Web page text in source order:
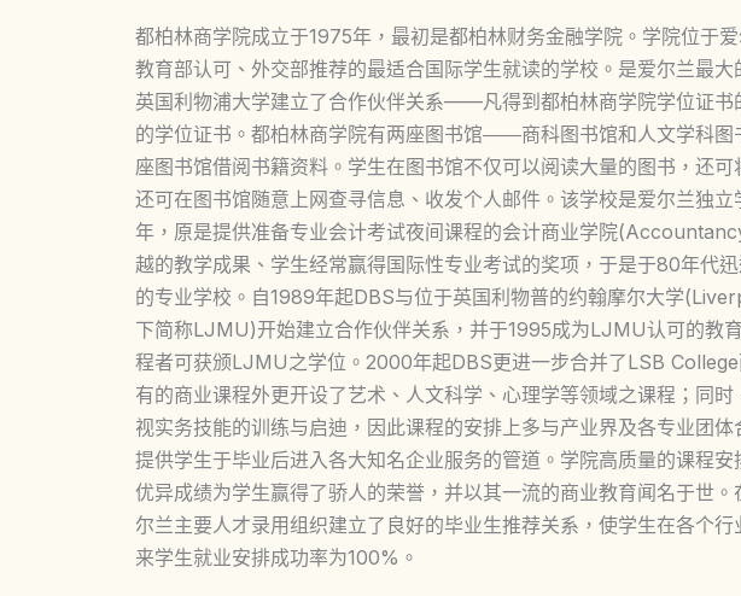
都柏林商学院成立于1975年，最初是都柏林财务金融学院。学院位于
教育部认可、外交部推荐的最适合国际学生就读的学校。是爱尔兰最
英国利物浦大学建立了合作伙伴关系——凡得到都柏林商学院学位证书
的学位证书。都柏林商学院有两座图书馆――商科图书馆和人文学科图
座图书馆借阅书籍资料。学生在图书馆不仅可以阅读大量的图书，还
还可在图书馆随意上网查寻信息、收发个人邮件。该学校是爱尔兰独
年，原是提供准备专业会计考试夜间课程的会计商业学院
越的教学成果、学生经常赢得国际性专业考试的奖项，于是于80年代
的专业学校。自1989年起DBS与位于英国利物普的约翰摩尔大学
下简称LJMU)开始建立合作伙伴关系，并于1995成为LJMU认可的教
程者可获颁LJMU之学位。2000年起DBS更进一步合并了LSB
有的商业课程外更开设了艺术、人文科学、心理学等领域之课程；同
视实务技能的训练与启迪，因此课程的安排上多与产业界及各专业团
提供学生于毕业后进入各大知名企业服务的管道。学院高质量的课程
优异成绩为学生赢得了骄人的荣誉，并以其一流的商业教育闻名于世
尔兰主要人才录用组织建立了良好的毕业生推荐关系，使学生在各个
来学生就业安排成功率为100%。